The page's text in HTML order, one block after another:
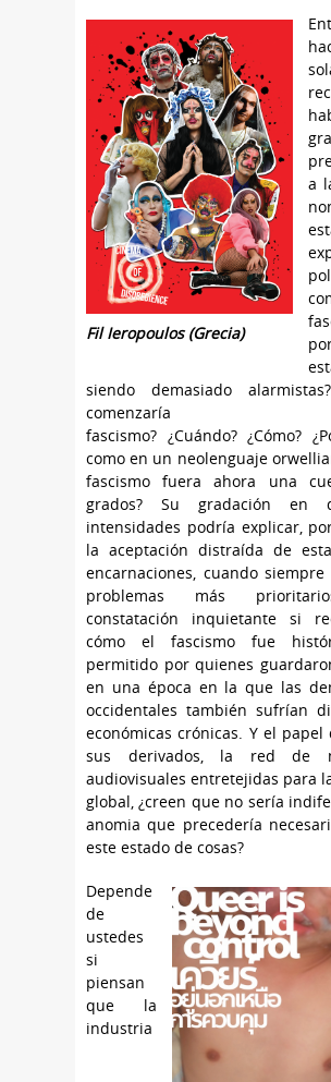
Fil Ieropoulos (Grecia)
a
siendo demasiado
fascismo? ¿Cuándo? ¿Cómo?
como en un neolenguaje
fascismo fuera ahora una
grados? Su gradación en
intensidades podría explicar,
la aceptación distraída de
encarnaciones, cuando
problemas más
constatación inquietante si
cómo el fascismo fue
permitido por quienes
en una época en la que las
occidentales también sufrían
económicas crónicas. Y el
sus derivados, la red de
audiovisuales entretejidas para
global, ¿creen que no sería
anomia que precedería
este estado de cosas?
Depende
de
ustedes
si
piensan
que la
industria